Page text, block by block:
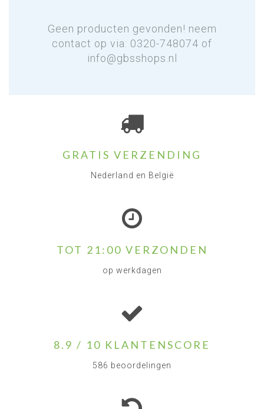
Geen producten gevonden! neem
contact op via: 0320-748074 of
info@gbsshops.nl
GRATIS VERZENDING
Nederland en België
TOT 21:00 VERZONDEN
op werkdagen
8.9 / 10 KLANTENSCORE
586 beoordelingen